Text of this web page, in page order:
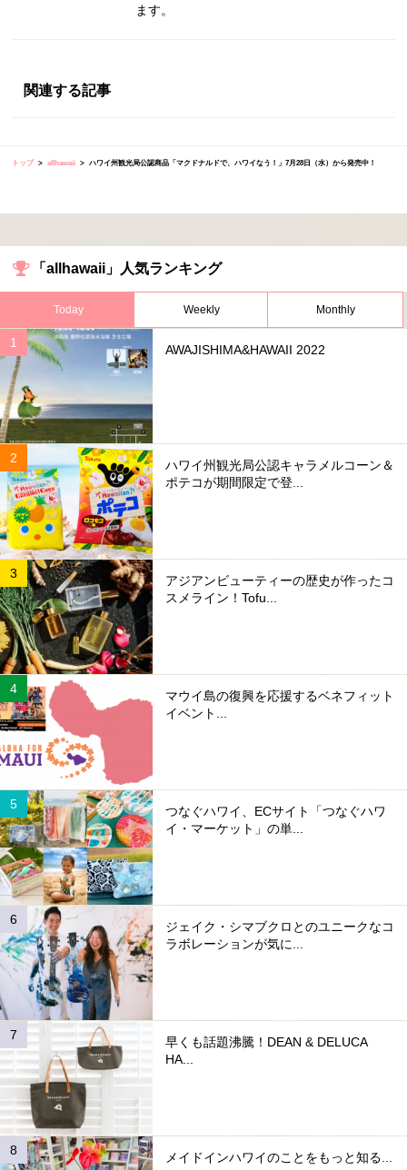
ます。
関連する記事
トップ allhawaii ハワイ州観光局公認商品「マクドナルドで、ハワイなう！」7月28日（水）から発売中！
「allhawaii」人気ランキング
Today Weekly Monthly
AWAJISHIMA&HAWAII 2022
ハワイ州観光局公認キャラメルコーン＆
ポテコが期間限定で登...
アジアンビューティーの歴史が作ったコ
スメライン！Tofu...
マウイ島の復興を応援するベネフィット
イベント...
つなぐハワイ、ECサイト「つなぐハワ
イ・マーケット」の単...
ジェイク・シマブクロとのユニークなコ
ラボレーションが気に...
早くも話題沸騰！DEAN & DELUCA
HA...
メイドインハワイのことをもっと知る...